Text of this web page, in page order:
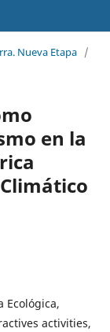
Nueva Etapa /
en la
Ecológica,
activities,